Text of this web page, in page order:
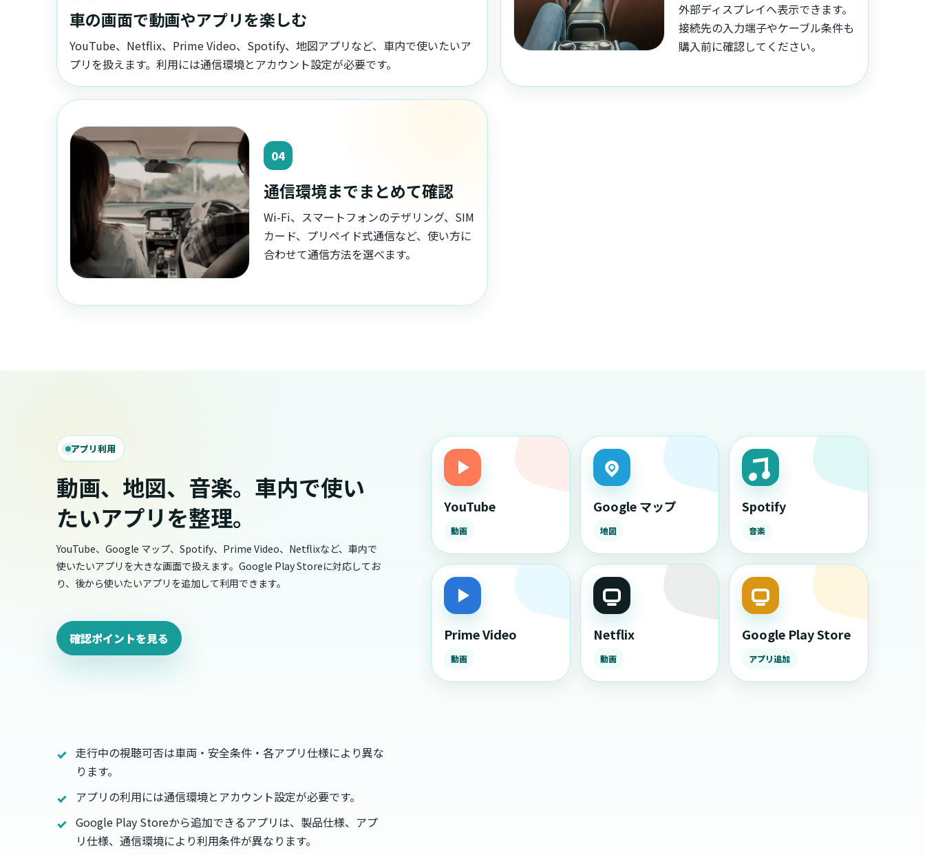
車の画面で動画やアプリを楽しむ
YouTube、Netflix、Prime Video、Spotify、地図アプリなど、車内で使いたいア
プリを扱えます。利用には通信環境とアカウント設定が必要です。
外部ディスプレイへ表示できます。
接続先の入力端子やケーブル条件も
購入前に確認してください。
04
通信環境までまとめて確認
Wi-Fi、スマートフォンのテザリング、SIM
カード、プリペイド式通信など、使い方に
合わせて通信方法を選べます。
アプリ利用
動画、地図、音楽。車内で使い
たいアプリを整理。
YouTube、Google マップ、Spotify、Prime Video、Netflixなど、車内で
使いたいアプリを大きな画面で扱えます。Google Play Storeに対応してお
り、後から使いたいアプリを追加して利用できます。
確認ポイントを見る
YouTube
動画
Google マップ
地図
Spotify
音楽
Prime Video
動画
Netflix
動画
Google Play Store
アプリ追加
走行中の視聴可否は車両・安全条件・各アプリ仕様により異な
ります。
アプリの利用には通信環境とアカウント設定が必要です。
Google Play Storeから追加できるアプリは、製品仕様、アプ
リ仕様、通信環境により利用条件が異なります。